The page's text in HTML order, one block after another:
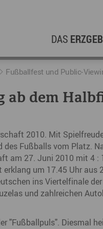
DAS
WIRTSCHAFTSREGION
im
im Erzgebirge
Spaces im Erzgebirge
ERFOLGSGESCHICHTEN
ERZählt
Fußballfest und Public-
dem
2010. Mit
Fußballs vom Platz.
am 27. Juni 2010 mit 4 :
um 17.45 Uhr aus
ins Viertelfinale
und zahlreichen
"Fußballpuls". Diesmal